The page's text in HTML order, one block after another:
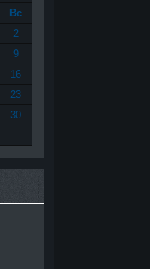
Вс
2
9
16
23
30